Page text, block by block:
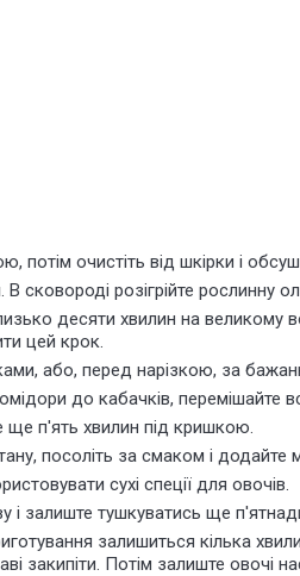
потім очистіть від шкірки і
сковороді розігрійте рослинну
десяти хвилин на великому
цей крок.
або, перед нарізкою, за
до кабачків, перемішайте
ще п'ять хвилин під кришкою.
посоліть за смаком і додайте
сухі спеції для овочів.
і залиште тушкуватись ще
залишиться кілька
закипіти. Потім залиште